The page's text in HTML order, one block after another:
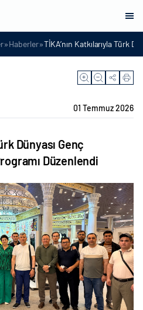
»Haberler»TİKA’nın Katkılarıyla Türk
01 Temmuz 2026
Dünyası Genç
Düzenlendi